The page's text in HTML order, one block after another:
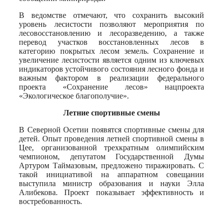
В ведомстве отмечают, что сохранить высокий
уровень лесистости позволяют мероприятия по
лесовосстановлению и лесоразведению, а также
перевод участков восстановленных лесов в
категорию покрытых лесом земель. Сохранение и
увеличение лесистости является одним из ключевых
индикаторов устойчивого состояния лесного фонда и
важным фактором в реализации федерального
проекта «Сохранение лесов» нацпроекта
«Экологическое благополучие».
Летние спортивные смены
В Северной Осетии появятся спортивные смены для
детей. Опыт проведения летней спортивной смены в
Цее, организованной трехкратным олимпийским
чемпионом, депутатом Государственной Думы
Артуром Таймазовым, предложено тиражировать. С
такой инициативой на аппаратном совещании
выступила министр образования и науки Элла
Алибекова. Проект показывает эффективность и
востребованность.